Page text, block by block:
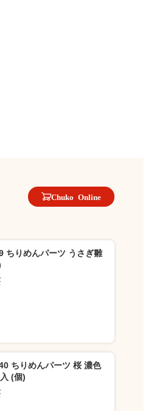
Chuko Online
ちりめんパーツ うさぎ雛
ちりめんパーツ 桜 濃色
(個)